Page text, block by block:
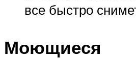
все быстро
Моющиеся